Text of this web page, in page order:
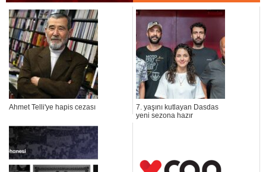
Ahmet Telli'ye hapis cezası
7. yaşını kutlayan Dasdas
yeni sezona hazır